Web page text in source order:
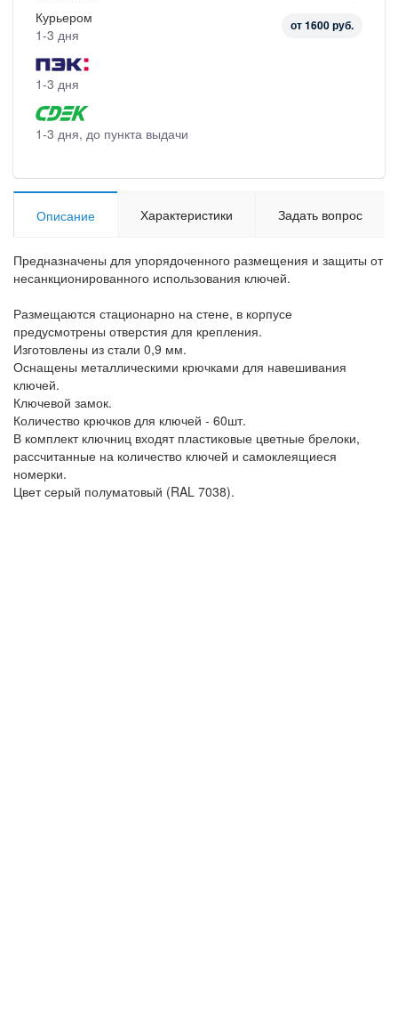
Курьером
1-3 дня
от 1600 руб.
1-3 дня
1-3 дня, до пункта выдачи
Описание Характеристики Задать вопрос
Предназначены для упорядоченного размещения и защиты от
несанкционированного использования ключей.
Размещаются стационарно на стене, в корпусе
предусмотрены отверстия для крепления.
Изготовлены из стали 0,9 мм.
Оснащены металлическими крючками для навешивания
ключей.
Ключевой замок.
Количество крючков для ключей - 60шт.
В комплект ключниц входят пластиковые цветные брелоки,
рассчитанные на количество ключей и самоклеящиеся
номерки.
Цвет серый полуматовый (RAL 7038).